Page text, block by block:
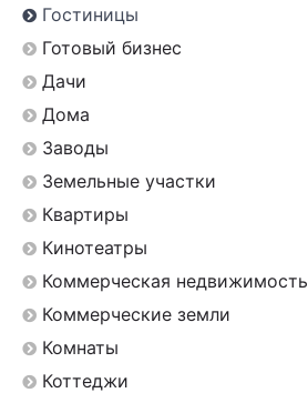
Гостиницы
Готовый бизнес
Дачи
Дома
Заводы
Земельные участки
Квартиры
Кинотеатры
Коммерческая недвижимость
Коммерческие земли
Комнаты
Коттеджи